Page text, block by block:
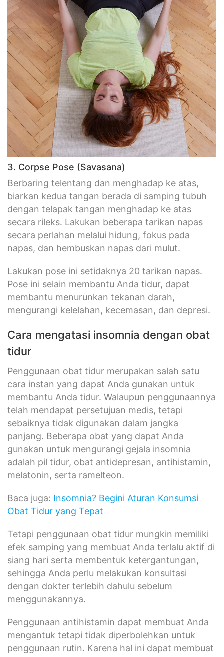
3. Corpse Pose (Savasana)
Berbaring telentang dan menghadap ke atas,
biarkan kedua tangan berada di samping tubuh
dengan telapak tangan menghadap ke atas
secara rileks. Lakukan beberapa tarikan napas
secara perlahan melalui hidung, fokus pada
napas, dan hembuskan napas dari mulut.
Lakukan pose ini setidaknya 20 tarikan napas.
Pose ini selain membantu Anda tidur, dapat
membantu menurunkan tekanan darah,
mengurangi kelelahan, kecemasan, dan depresi.
Cara mengatasi insomnia dengan obat
tidur
Penggunaan obat tidur merupakan salah satu
cara instan yang dapat Anda gunakan untuk
membantu Anda tidur. Walaupun penggunaannya
telah mendapat persetujuan medis, tetapi
sebaiknya tidak digunakan dalam jangka
panjang. Beberapa obat yang dapat Anda
gunakan untuk mengurangi gejala insomnia
adalah pil tidur, obat antidepresan, antihistamin,
melatonin, serta ramelteon.
Baca juga: Insomnia? Begini Aturan Konsumsi
Obat Tidur yang Tepat
Tetapi penggunaan obat tidur mungkin memiliki
efek samping yang membuat Anda terlalu aktif di
siang hari serta membentuk ketergantungan,
sehingga Anda perlu melakukan konsultasi
dengan dokter terlebih dahulu sebelum
menggunakannya.
Penggunaan antihistamin dapat membuat Anda
mengantuk tetapi tidak diperbolehkan untuk
penggunaan rutin. Karena hal ini dapat membuat